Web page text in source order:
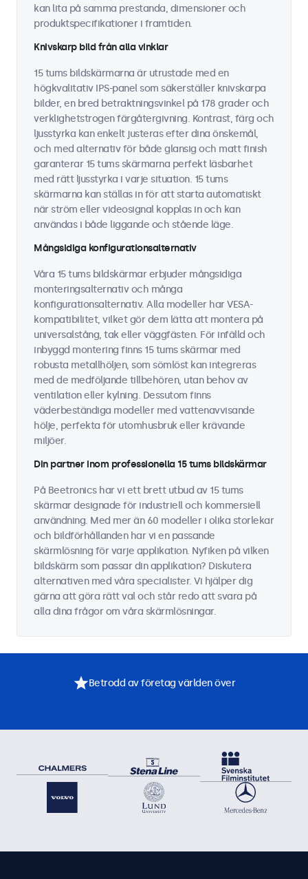
kan lita på samma prestanda, dimensioner och
produktspecifikationer i framtiden.
Knivskarp bild från alla vinklar
15 tums bildskärmarna är utrustade med en
högkvalitativ IPS-panel som säkerställer knivskarpa
bilder, en bred betraktningsvinkel på 178 grader och
verklighetstrogen färgåtergivning. Kontrast, färg och
ljusstyrka kan enkelt justeras efter dina önskemål,
och med alternativ för både glansig och matt finish
garanterar 15 tums skärmarna perfekt läsbarhet
med rätt ljusstyrka i varje situation. 15 tums
skärmarna kan ställas in för att starta automatiskt
när ström eller videosignal kopplas in och kan
användas i både liggande och stående läge.
Mångsidiga konfigurationsalternativ
Våra 15 tums bildskärmar erbjuder mångsidiga
monteringsalternativ och många
konfigurationsalternativ. Alla modeller har VESA-
kompatibilitet, vilket gör dem lätta att montera på
universalstång, tak eller väggfästen. För infälld och
inbyggd montering finns 15 tums skärmar med
robusta metallhöljen, som sömlöst kan integreras
med de medföljande tillbehören, utan behov av
ventilation eller kylning. Dessutom finns
väderbeständiga modeller med vattenavvisande
hölje, perfekta för utomhusbruk eller krävande
miljöer.
Din partner inom professionella 15 tums bildskärmar
På Beetronics har vi ett brett utbud av 15 tums
skärmar designade för industriell och kommersiell
användning. Med mer än 60 modeller i olika storlekar
och bildförhållanden har vi en passande
skärmlösning för varje applikation. Nyfiken på vilken
bildskärm som passar din applikation? Diskutera
alternativen med våra specialister. Vi hjälper dig
gärna att göra rätt val och står redo att svara på
alla dina frågor om våra skärmlösningar.
Betrodd av företag världen över